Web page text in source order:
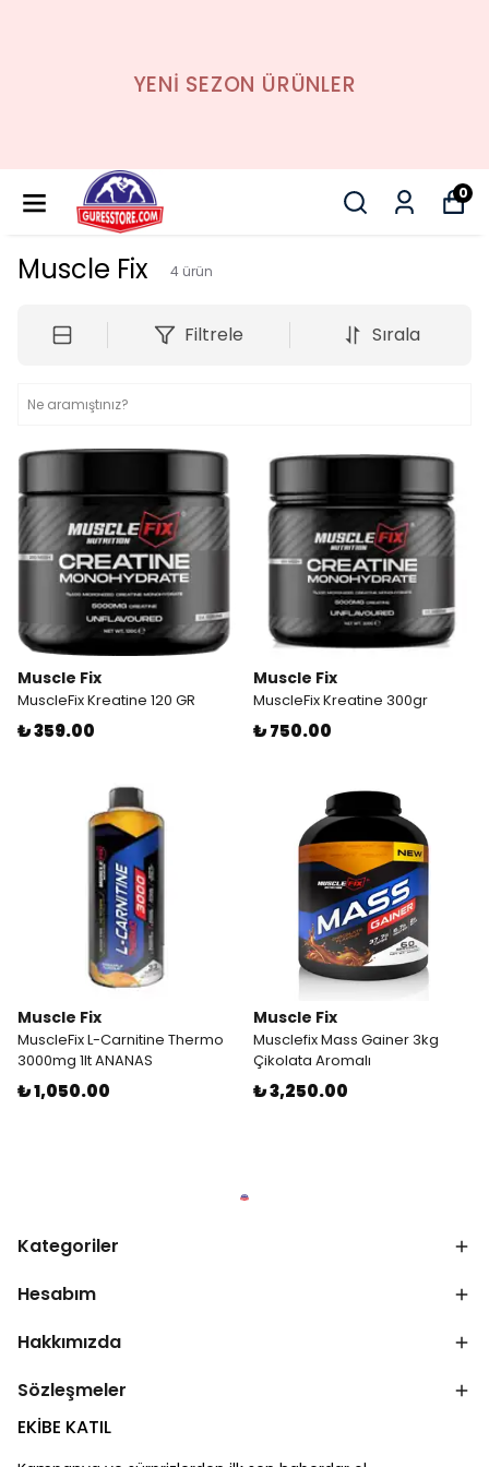
YENİ SEZON ÜRÜNLER
0
Muscle Fix 4 ürün
Filtrele Sırala
Muscle Fix
MuscleFix Kreatine 120 GR
₺ 359.00
Muscle Fix
MuscleFix Kreatine 300gr
₺ 750.00
Muscle Fix
MuscleFix L-Carnitine Thermo
3000mg 1lt ANANAS
₺ 1,050.00
Muscle Fix
Musclefix Mass Gainer 3kg
Çikolata Aromalı
₺ 3,250.00
Kategoriler
Hesabım
Hakkımızda
Sözleşmeler
EKİBE KATIL